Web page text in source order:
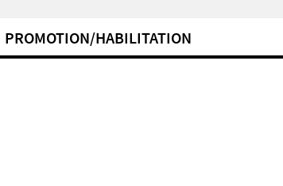
PROMOTION/HABILITATION